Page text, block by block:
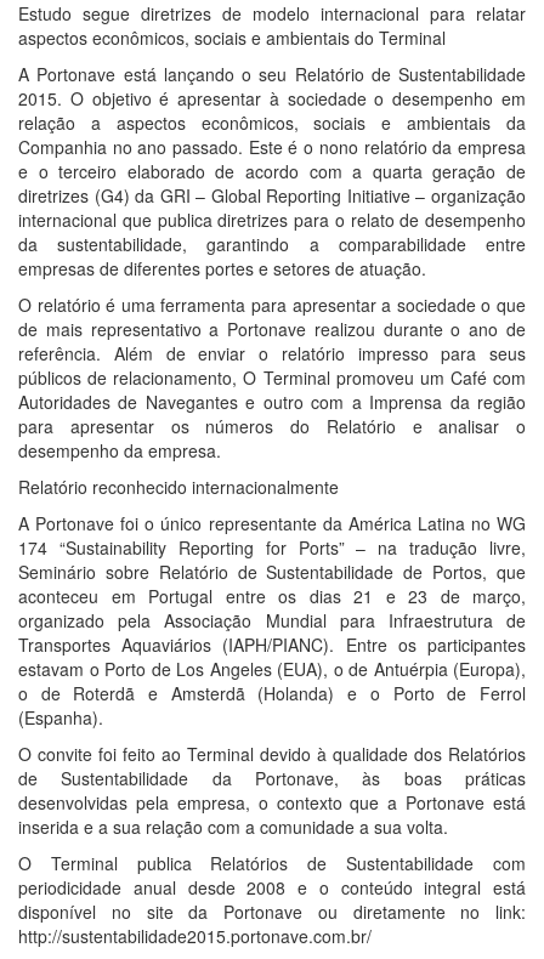
Estudo segue diretrizes de modelo internacional para relatar
aspectos econômicos, sociais e ambientais do Terminal
A Portonave está lançando o seu Relatório de Sustentabilidade
2015. O objetivo é apresentar à sociedade o desempenho em
relação a aspectos econômicos, sociais e ambientais da
Companhia no ano passado. Este é o nono relatório da empresa
e o terceiro elaborado de acordo com a quarta geração de
diretrizes (G4) da GRI – Global Reporting Initiative – organização
internacional que publica diretrizes para o relato de desempenho
da sustentabilidade, garantindo a comparabilidade entre
empresas de diferentes portes e setores de atuação.
O relatório é uma ferramenta para apresentar a sociedade o que
de mais representativo a Portonave realizou durante o ano de
referência. Além de enviar o relatório impresso para seus
públicos de relacionamento, O Terminal promoveu um Café com
Autoridades de Navegantes e outro com a Imprensa da região
para apresentar os números do Relatório e analisar o
desempenho da empresa.
Relatório reconhecido internacionalmente
A Portonave foi o único representante da América Latina no WG
174 “Sustainability Reporting for Ports” – na tradução livre,
Seminário sobre Relatório de Sustentabilidade de Portos, que
aconteceu em Portugal entre os dias 21 e 23 de março,
organizado pela Associação Mundial para Infraestrutura de
Transportes Aquaviários (IAPH/PIANC). Entre os participantes
estavam o Porto de Los Angeles (EUA), o de Antuérpia (Europa),
o de Roterdã e Amsterdã (Holanda) e o Porto de Ferrol
(Espanha).
O convite foi feito ao Terminal devido à qualidade dos Relatórios
de Sustentabilidade da Portonave, às boas práticas
desenvolvidas pela empresa, o contexto que a Portonave está
inserida e a sua relação com a comunidade a sua volta.
O Terminal publica Relatórios de Sustentabilidade com
periodicidade anual desde 2008 e o conteúdo integral está
disponível no site da Portonave ou diretamente no link:
http://sustentabilidade2015.portonave.com.br/